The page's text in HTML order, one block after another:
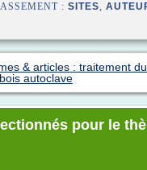
: SITES,
& articles : traitement
autoclave
pour le